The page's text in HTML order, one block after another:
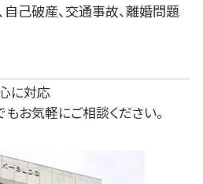
自己破産、交通事故、離婚問題
に対応
お気軽にご相談ください。